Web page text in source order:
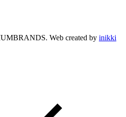
Web created by inikki